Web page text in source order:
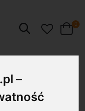
–
Szukaj Cart
0